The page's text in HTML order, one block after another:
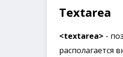
Textarea
<textarea> -
располагается